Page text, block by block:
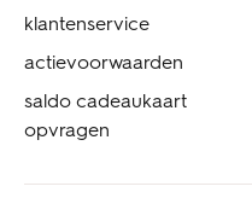
klantenservice
actievoorwaarden
saldo cadeaukaart
opvragen